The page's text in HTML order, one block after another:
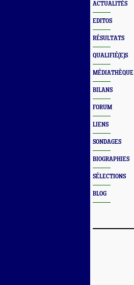
ACTUALITÉS
EDITOS
RÉSULTATS
QUALIFIÉ(E)S
MÉDIATHÈQUE
BILANS
FORUM
LIENS
SONDAGES
BIOGRAPHIES
SÉLECTIONS
BLOG